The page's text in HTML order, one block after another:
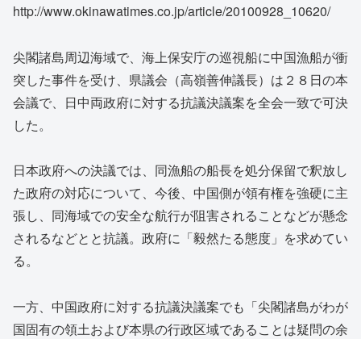
http://www.okinawatimes.co.jp/article/20100928_10620/
尖閣諸島周辺海域で、海上保安庁の巡視船に中国漁船が衝
突した事件を受け、県議会（高嶺善伸議長）は２８日の本
会議で、日中両政府に対する抗議決議案を全会一致で可決
した。
日本政府への決議では、同漁船の船長を処分保留で釈放し
た政府の対応について、今後、中国側が領有権を強硬に主
張し、同海域での安全な航行が阻害されることなどが懸念
されるなどとと抗議。政府に「毅然たる態度」を求めてい
る。
一方、中国政府に対する抗議決議案でも「尖閣諸島がわが
国固有の領土および本県の行政区域であることは疑問の余